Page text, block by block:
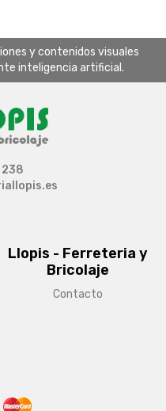
y contenidos visuales
inteligencia artificial.
Llopis - Ferreteria y
Bricolaje
Contacto
238